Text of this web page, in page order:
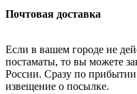
Почтовая доставка
Если в вашем городе не
постаматы, то вы можете
России. Сразу по
извещение о посылке.